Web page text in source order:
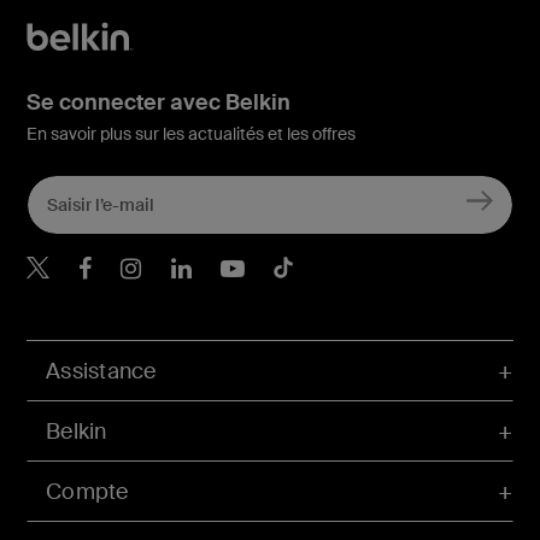
Compte
Assistance
Belkin
Se connecter avec Belkin
En savoir plus sur les actualités et les offres
Belkin Twitter
Belkin Facebook
Belkin Instagram
Belkin LinkedIn
Belkin Youtube
Belkin TikTok